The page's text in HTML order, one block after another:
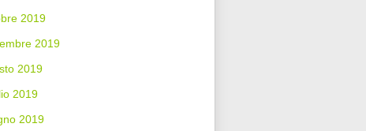
2019
2019
2019
2019
2019